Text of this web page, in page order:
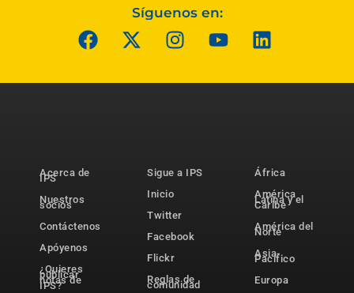
Síguenos en:
Acerca de
IPS
Nuestros
socios
Contáctenos
Apóyenos
¿Quieres
publicar
notas de
IPS?
Sigue a IPS
Inicio
Twitter
Facebook
Flickr
Reglas de
comunidad
África
América
Latina y el
Caribe
América del
Norte
Asia-
Pacífico
Europa